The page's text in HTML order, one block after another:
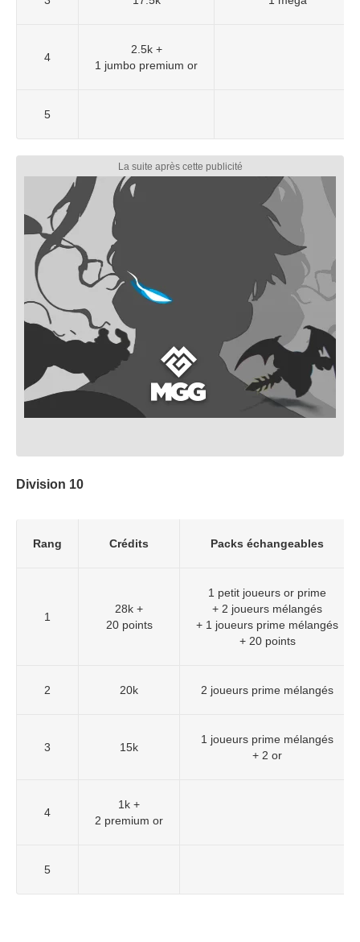
4
2.5k +
1 jumbo premium or
5
Division 10
Rang Crédits Packs échangeables
1
28k +
20 points
1 petit joueurs or prime
+ 2 joueurs mélangés
+ 1 joueurs prime mélangés
+ 20 points
2 20k 2 joueurs prime mélangés
3 15k
1 joueurs prime mélangés
+ 2 or
4
1k +
2 premium or
5